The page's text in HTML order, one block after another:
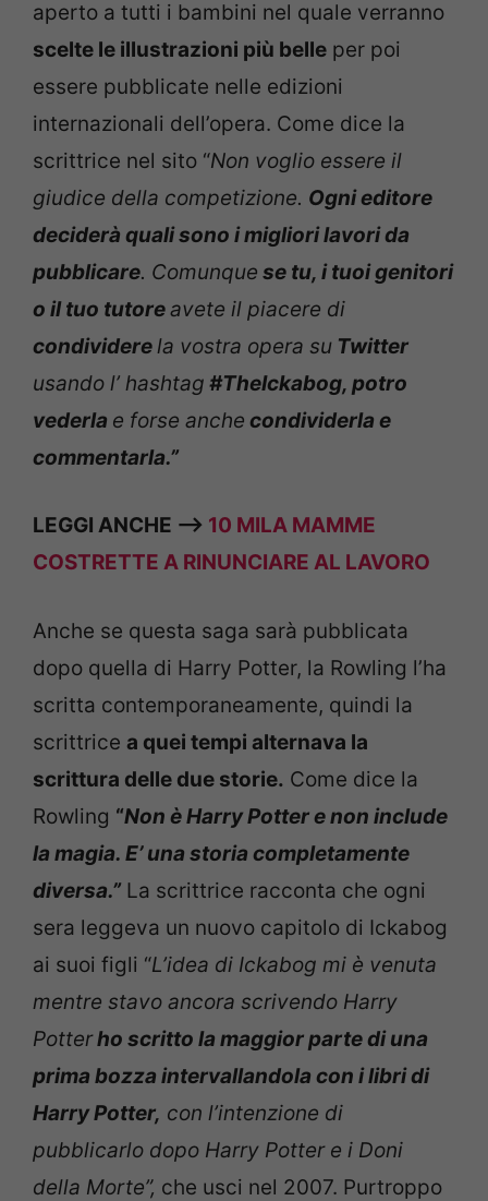
aperto a tutti i bambini nel quale verranno
scelte le illustrazioni più belle per poi
essere pubblicate nelle edizioni
internazionali dell’opera. Come dice la
scrittrice nel sito “Non voglio essere il
giudice della competizione. Ogni editore
deciderà quali sono i migliori lavori da
pubblicare. Comunque se tu, i tuoi genitori
o il tuo tutoreavete il piacere di
condividerela vostra opera su Twitter
usando l’ hashtag #TheIckabog, potro
vederla e forse anche condividerla e
commentarla.”
LEGGI ANCHE —> 10 MILA MAMME
COSTRETTE A RINUNCIARE AL LAVORO
Anche se questa saga sarà pubblicata
dopo quella di Harry Potter, la Rowling l’ha
scritta contemporaneamente, quindi la
scrittrice a quei tempi alternava la
scrittura delle due storie. Come dice la
Rowling “Non è Harry Potter e non include
la magia. E’ una storia completamente
diversa.” La scrittrice racconta che ogni
sera leggeva un nuovo capitolo di Ickabog
ai suoi figli “L’idea di Ickabog mi è venuta
mentre stavo ancora scrivendo Harry
Potterho scritto la maggior parte di una
prima bozza intervallandola con i libri di
Harry Potter, con l’intenzione di
pubblicarlo dopo Harry Potter e i Doni
della Morte”, che usci nel 2007. Purtroppo